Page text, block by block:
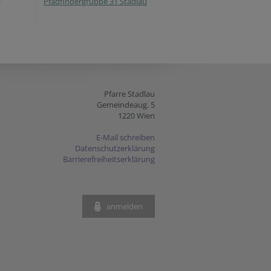
Pfarre Stadlau
Gemeindeaug. 5
1220 Wien
E-Mail schreiben
Datenschutzerklärung
Barrierefreiheitserklärung
anmelden